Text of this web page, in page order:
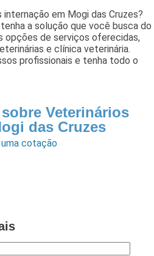
em Mogi das Cruzes?
a solução que você busca do
opções de serviços oferecidas,
e clínica veterinária.
profissionais e tenha todo o
Veterinários
das Cruzes
cotação